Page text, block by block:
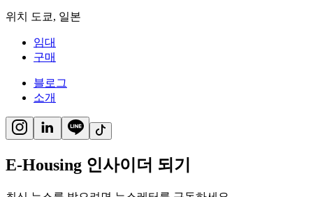
위치 도쿄, 일본
임대
구매
블로그
소개
E-Housing 인사이더 되기